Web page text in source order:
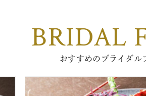
BRIDAL
おすすめのブライダル